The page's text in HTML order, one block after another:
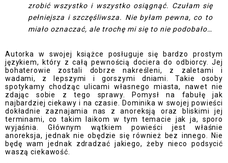
zrobić wszystko i wszystko osiągnąć. Czułam się
pełniejsza i szczęśliwsza. Nie byłam pewna, co to
miało oznaczać, ale trochę mi się to nie podobało…
Autorka w swojej książce posługuje się bardzo prostym
językiem, który z całą pewnością dociera do odbiorcy. Jej
bohaterowie zostali dobrze nakreśleni, z zaletami i
wadami, z lepszymi i gorszymi dniami. Takie osoby
spotykamy chodząc ulicami własnego miasta, nawet nie
zdając sobie z tego sprawy. Pomysł na fabułę jak
najbardziej ciekawy i na czasie. Dominika w swojej powieści
dokładnie zaznajamia nas z anoreksją oraz bliskimi jej
terminami, co takim laikom w tym temacie jak ja, sporo
wyjaśnia. Głównym wątkiem powieści jest właśnie
anoreksja, jednak nie obędzie się również bez innego. Nie
będę wam jednak zdradzać jakiego, żeby nieco podsycić
waszą ciekawość.